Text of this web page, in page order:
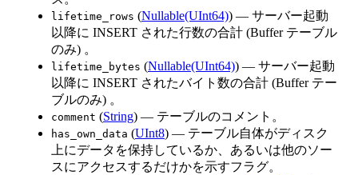
lifetime_rows (Nullable(UInt64)) — サーバー起動
以降に INSERT された行数の合計 (Buffer テーブル
のみ) 。
lifetime_bytes (Nullable(UInt64)) — サーバー起動
以降に INSERT されたバイト数の合計 (Buffer テー
ブルのみ) 。
comment (String) — テーブルのコメント。
has_own_data (UInt8) — テーブル自体がディスク
上にデータを保持しているか、あるいは他のソー
スにアクセスするだけかを示すフラグ。